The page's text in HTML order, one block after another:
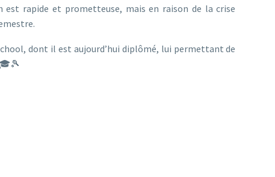
rapide et prometteuse, mais en raison de la crise
dont il est aujourd’hui diplômé, lui permettant de